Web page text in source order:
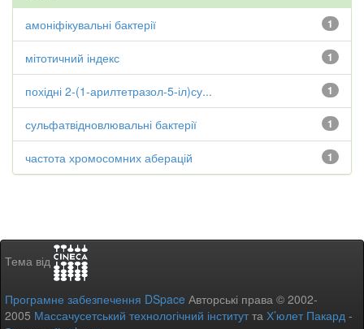
1
амоніфікувальні бактерії
1
мітотичний індекс
1
похідні 2-(1-арилтетразол-5-іл)су...
1
сульфатвідновлювальні бактерії
1
частота хромосомних аберацій
Тема від
Програмне забезпечення DSpace Авторські права © 2002-
2005 Массачусетський технологічний інститутта Х’юлет Пакард -